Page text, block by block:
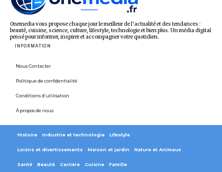
Onemedia vous propose chaque jour le meilleur de l’actualité et des tendances :
beauté, cuisine, science, culture, lifestyle, technologie et bien plus. Un média digital
pensé pour informer, inspirer et accompagner votre quotidien.
INFORMATION
Nous Contacter
Politique de confidentialité
Conditions d’utilisation
À propos de nous
Histoire Industrie et technologie Lifestyle
Loisirs et divertissements Maison et jardin Nature et Animaux
Santé Beauté Carrière Cuisine Famille